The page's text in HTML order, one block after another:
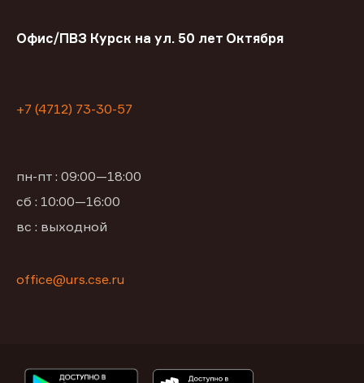
Офис/ПВЗ Курск на ул. 50 лет Октября
+7 (4712) 73-30-57
пн-пт : 09:00—18:00
сб : 10:00—16:00
вс : выходной
office@urs.cse.ru